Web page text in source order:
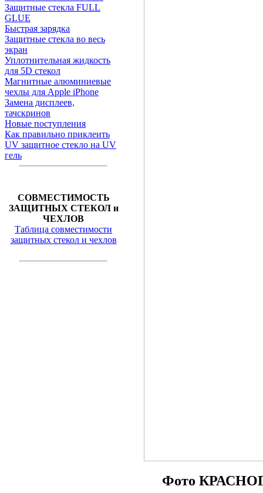
Защитные стекла FULL
GLUE
Быстрая зарядка
Защитные стекла во весь
экран
Уплотнительная жидкость
для 5D стекол
Магнитные алюминиевые
чехлы для Apple iPhone
Замена дисплеев,
тачскринов
Новые поступления
Как правильно приклеить
UV защитное стекло на UV
гель
СОВМЕСТИМОСТЬ
ЗАЩИТНЫХ СТЕКОЛ и
ЧЕХЛОВ
Таблица совместимости
защитных стекол и чехлов
Фото